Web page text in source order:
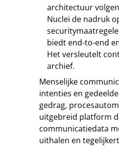
architectuur
Nuclei de nadruk
biedt end-to-end
Het versleutelt
archief.
Menselijke
intenties en
gedrag,
uitgebreid platform
communicatiedata
uithalen en